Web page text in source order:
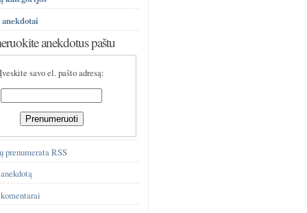
anekdotus paštu
Įveskite savo el. pašto adresą:
prenumerata RSS